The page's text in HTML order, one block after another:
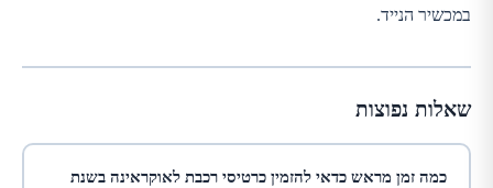
במכשיר הנייד.
שאלות נפוצות
כמה זמן מראש כדאי להזמין כרטיסי רכבת לאוקראינה בשנת